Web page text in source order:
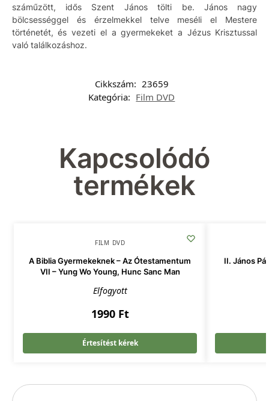
száműzött, idős Szent János tölti be. János nagy
bölcsességgel és érzelmekkel telve meséli el Mestere
történetét, és vezeti el a gyermekeket a Jézus Krisztussal
való találkozáshoz.
Cikkszám: 23659
Kategória: Film DVD
Kapcsolódó
termékek
FILM DVD
A Biblia Gyermekeknek – Az Ótestamentum
VII – Yung Wo Young, Hunc Sanc Man
Elfogyott
1990 Ft
Értesítést kérek
II. János